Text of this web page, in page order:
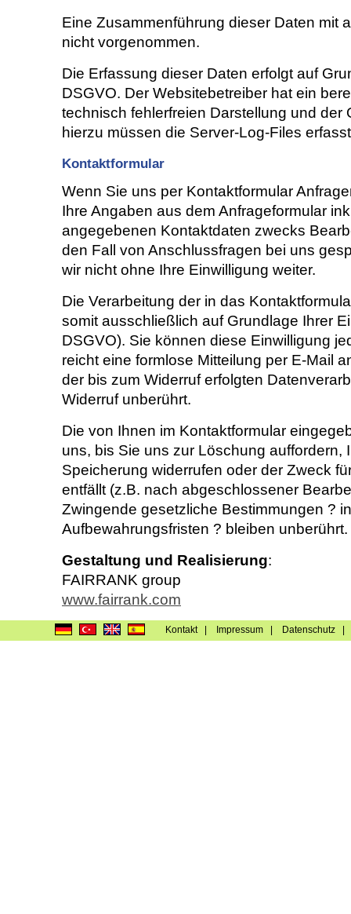
Eine Zusammenführung dieser Daten mit
nicht vorgenommen.
Die Erfassung dieser Daten erfolgt auf
DSGVO. Der Websitebetreiber hat ein
technisch fehlerfreien Darstellung und der
hierzu müssen die Server-Log-Files
Kontaktformular
Wenn Sie uns per Kontaktformular
Ihre Angaben aus dem Anfrageformular
angegebenen Kontaktdaten zwecks
den Fall von Anschlussfragen bei uns
wir nicht ohne Ihre Einwilligung weiter.
Die Verarbeitung der in das
somit ausschließlich auf Grundlage Ihrer
DSGVO). Sie können diese Einwilligung
reicht eine formlose Mitteilung per E-Mail
der bis zum Widerruf erfolgten
Widerruf unberührt.
Die von Ihnen im Kontaktformular
uns, bis Sie uns zur Löschung auffordern,
Speicherung widerrufen oder der Zweck
entfällt (z.B. nach abgeschlossener
Zwingende gesetzliche Bestimmungen ?
Aufbewahrungsfristen ? bleiben unberührt.
Gestaltung und Realisierung:
FAIRRANK group
www.fairrank.com
Kontakt| Impressum Datenschutz